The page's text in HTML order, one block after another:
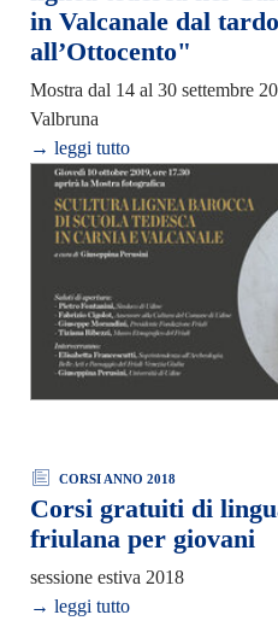
in Valcanale dal
all’Ottocento"
Mostra dal 14 al 30 settembre
Valbruna
→ leggi tutto
CORSI ANNO 2018
Corsi gratuiti di
friulana per giovani
sessione estiva 2018
→ leggi tutto